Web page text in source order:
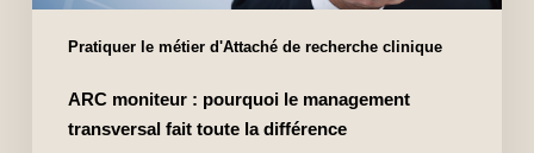
Pratiquer le métier d'Attaché de recherche clinique
ARC moniteur : pourquoi le management
transversal fait toute la différence